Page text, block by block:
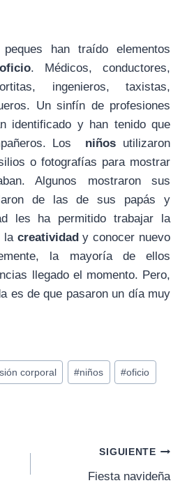
han traído elementos
oficio. Médicos, conductores,
ingenieros, taxistas,
Un sinfín de profesiones
identificado y han tenido que
Los niños utilizaron
o fotografías para mostrar
Algunos mostraron sus
de las de sus papás y
les ha permitido trabajar la
la creatividady conocer nuevo
la mayoría de ellos
llegado el momento. Pero,
es de que pasaron un día muy
corporal #niños #oficio
SIGUIENTE
Fiesta navideña